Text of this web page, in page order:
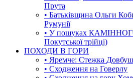
Прута
• Батьківщина Ольги
Румунії
• У пошуках
Покутської трійці)
ПОХОДИ В ГОРИ
• Яремче: Стежка
• Сходження на Говерлу